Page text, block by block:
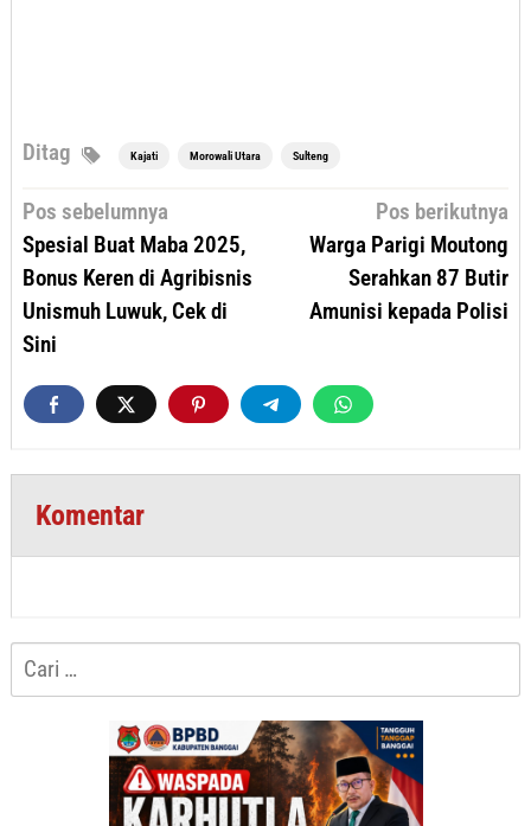
Ditag Kajati Morowali Utara Sulteng
Navigasi
Pos sebelumnya
Spesial Buat Maba 2025,
Bonus Keren di Agribisnis
Unismuh Luwuk, Cek di
Sini
Pos berikutnya
Warga Parigi Moutong
Serahkan 87 Butir
Amunisi kepada Polisi
Komentar
Cari
untuk: